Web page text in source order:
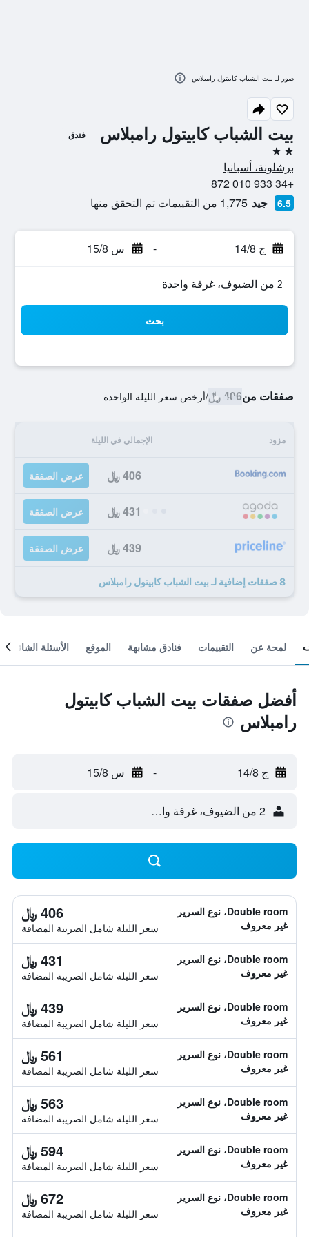
بيت الشباب كابيتول رامبلاس فندق
2 نجمتين
برشلونة، أسبانيا
+34 933 010 872
6.5 جيد 1,775 من التقييمات تم التحقق منها
ج 14/8 - س 15/8
2 من الضيوف، غرفة واحدة
بحث
صفقات من406 ﷼ /أرخص سعر الليلة الواحدة
مزود الإجمالي في الليلة
406 ﷼ عرض الصفقة
431 ﷼ عرض الصفقة
439 ﷼ عرض الصفقة
8 صفقات إضافية لـ بيت الشباب كابيتول رامبلاس
صور لـ بيت الشباب كابيتول رامبلاس
لمحة عن التقييمات فنادق مشابهة الموقع الأسئلة الشائعة
أفضل صفقات بيت الشباب كابيتول
رامبلاس
ج 14/8 - س 15/8
2 من الضيوف، غرفة واحدة
Double room، نوع السرير
غير معروف
406 ﷼
سعر الليلة شامل الصريبة المضافة
Double room، نوع السرير
غير معروف
431 ﷼
سعر الليلة شامل الصريبة المضافة
Double room، نوع السرير
غير معروف
439 ﷼
سعر الليلة شامل الصريبة المضافة
Double room، نوع السرير
غير معروف
561 ﷼
سعر الليلة شامل الصريبة المضافة
Double room، نوع السرير
غير معروف
563 ﷼
سعر الليلة شامل الصريبة المضافة
Double room، نوع السرير
غير معروف
594 ﷼
سعر الليلة شامل الصريبة المضافة
Double room، نوع السرير
غير معروف
672 ﷼
سعر الليلة شامل الصريبة المضافة